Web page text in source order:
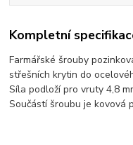
Kompletní
Farmářské šrouby
střešních krytin do
Síla podloží pro vruty 4,8
Součástí šroubu je kovová